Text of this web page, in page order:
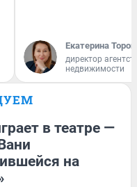
Екатерина
директор
недвижимости
в театре —
на